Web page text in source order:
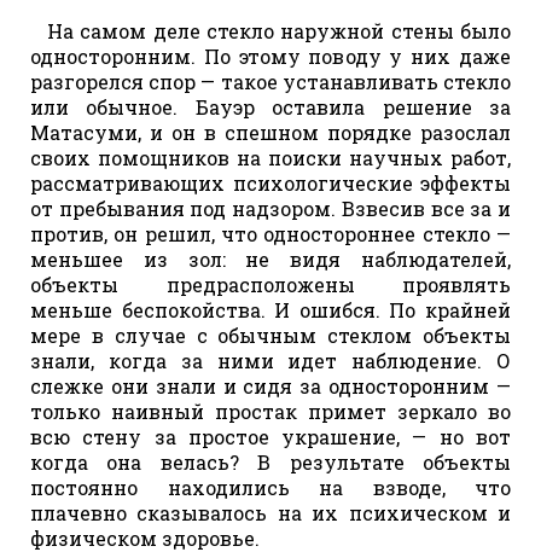
На самом деле стекло наружной стены было
односторонним. По этому поводу у них даже
разгорелся спор — такое устанавливать стекло
или обычное. Бауэр оставила решение за
Матасуми, и он в спешном порядке разослал
своих помощников на поиски научных работ,
рассматривающих психологические эффекты
от пребывания под надзором. Взвесив все за и
против, он решил, что одностороннее стекло —
меньшее из зол: не видя наблюдателей,
объекты предрасположены проявлять
меньше беспокойства. И ошибся. По крайней
мере в случае с обычным стеклом объекты
знали, когда за ними идет наблюдение. О
слежке они знали и сидя за односторонним —
только наивный простак примет зеркало во
всю стену за простое украшение, — но вот
когда она велась? В результате объекты
постоянно находились на взводе, что
плачевно сказывалось на их психическом и
физическом здоровье.